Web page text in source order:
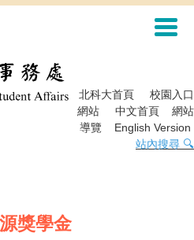
北科大首頁
校園入口
網站
中文首頁
網站
導覽
English Version
站內搜尋 🔍
獎學金